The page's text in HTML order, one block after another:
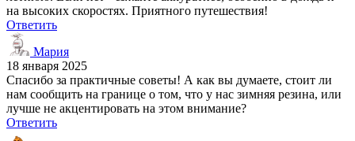
на высоких скоростях. Приятного путешествия!
Ответить
Мария
18 января 2025
Спасибо за практичные советы! А как вы думаете, стоит ли
нам сообщить на границе о том, что у нас зимняя резина, или
лучше не акцентировать на этом внимание?
Ответить